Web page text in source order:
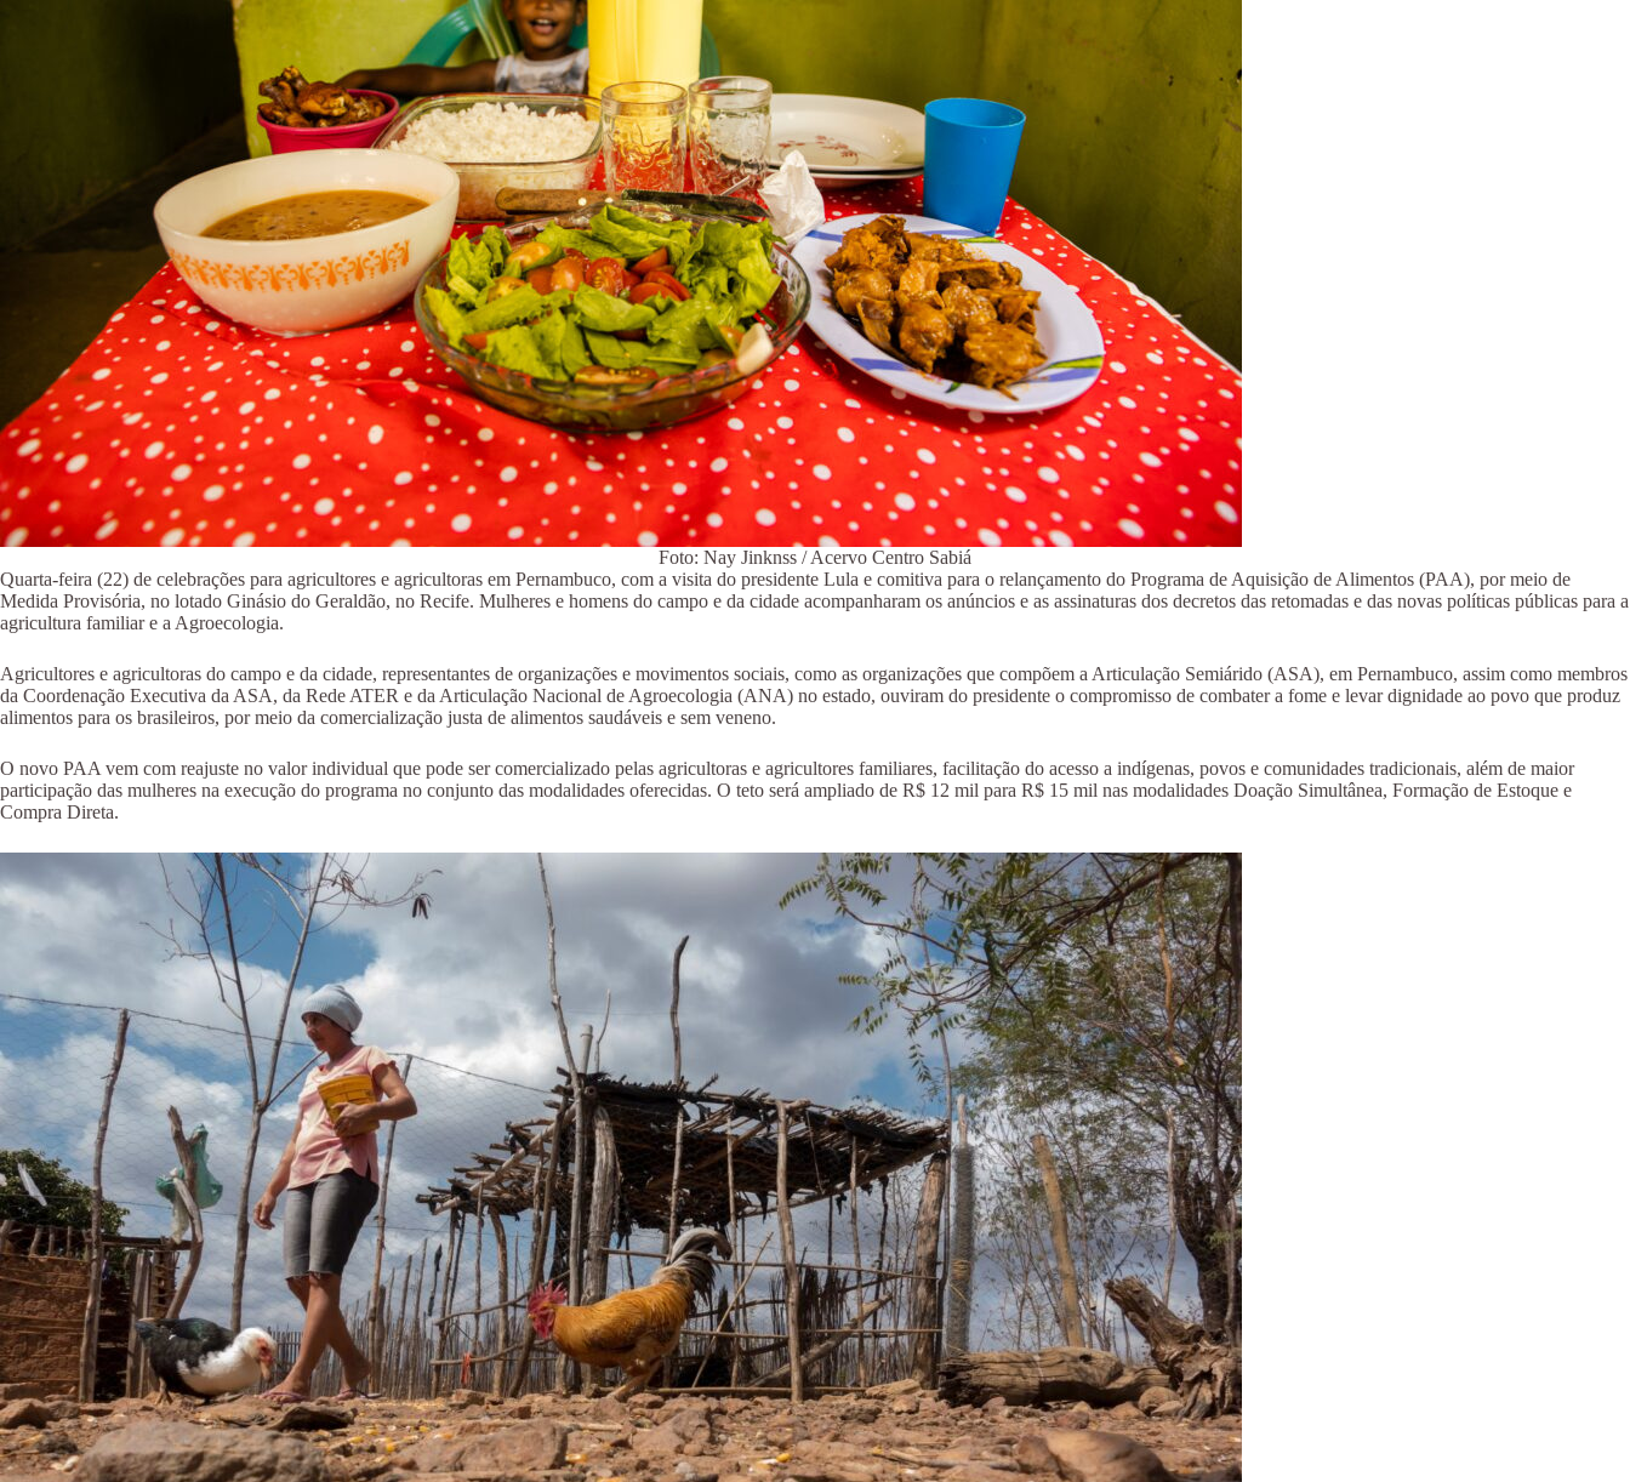
Foto: Nay Jinknss / Acervo Centro Sabiá
Quarta-feira (22) de celebrações para agricultores e agricultoras em Pernambuco, com a visita do presidente Lula e comitiva para o relançamento do Programa de Aquisição de Alimentos (PAA), por meio de
Medida Provisória, no lotado Ginásio do Geraldão, no Recife. Mulheres e homens do campo e da cidade acompanharam os anúncios e as assinaturas dos decretos das retomadas e das novas políticas públicas para a
agricultura familiar e a Agroecologia.
Agricultores e agricultoras do campo e da cidade, representantes de organizações e movimentos sociais, como as organizações que compõem a Articulação Semiárido (ASA), em Pernambuco, assim como membros
da Coordenação Executiva da ASA, da Rede ATER e da Articulação Nacional de Agroecologia (ANA) no estado, ouviram do presidente o compromisso de combater a fome e levar dignidade ao povo que produz
alimentos para os brasileiros, por meio da comercialização justa de alimentos saudáveis e sem veneno.
O novo PAA vem com reajuste no valor individual que pode ser comercializado pelas agricultoras e agricultores familiares, facilitação do acesso a indígenas, povos e comunidades tradicionais, além de maior
participação das mulheres na execução do programa no conjunto das modalidades oferecidas. O teto será ampliado de R$ 12 mil para R$ 15 mil nas modalidades Doação Simultânea, Formação de Estoque e
Compra Direta.